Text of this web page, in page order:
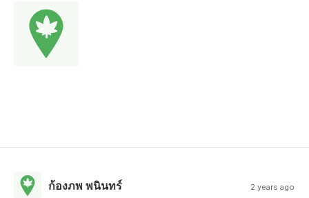
ก้องภพ พนินทร์ 2 years ago